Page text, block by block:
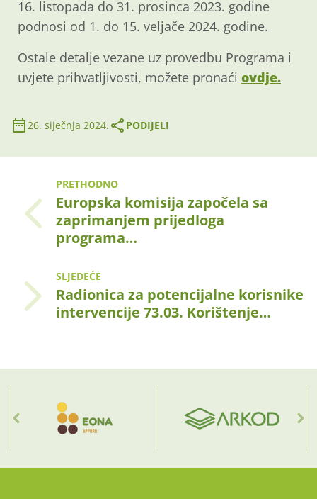
16. listopada do 31. prosinca 2023. godine
podnosi od 1. do 15. veljače 2024. godine.
Ostale detalje vezane uz provedbu Programa i
uvjete prihvatljivosti, možete pronaći ovdje.
26. siječnja 2024. PODIJELI
PRETHODNO
Europska komisija započela sa
zaprimanjem prijedloga
programa…
SLJEDEĆE
Radionica za potencijalne korisnike
intervencije 73.03. Korištenje…